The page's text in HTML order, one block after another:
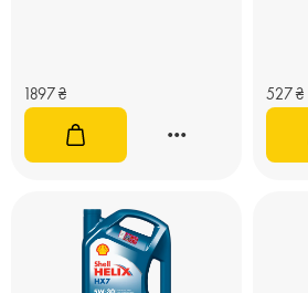
1897₴ 527₴